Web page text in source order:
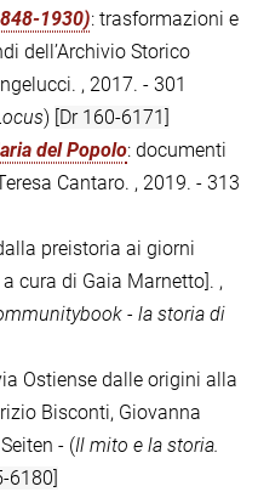
1930): trasformazioni e
dell’Archivio Storico
, 2017. - 301
) [Dr 160-6171]
del Popolo: documenti
Cantaro. , 2019. - 313
preistoria ai giorni
cura di Gaia Marnetto]. ,
- la storia di
Ostiense dalle origini alla
Bisconti, Giovanna
- (Il mito e la storia.
6180]